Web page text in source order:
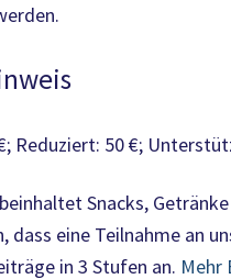
Reduziert: 50 €;
Snacks,
dass eine Teilnahme an
in 3 Stufen an. Mehr